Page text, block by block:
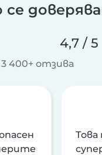
се
4,7 / 5
3 400+ отзива
Това